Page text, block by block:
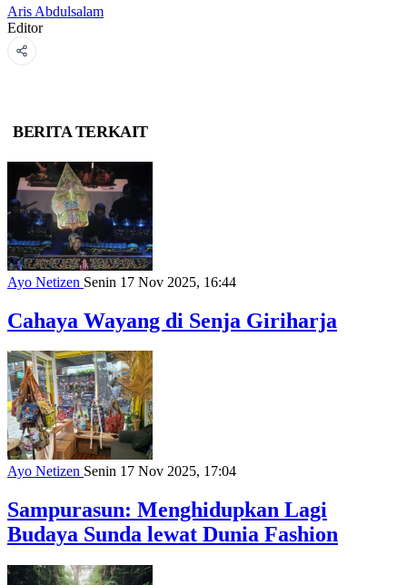
Aris Abdulsalam
Editor
BERITA TERKAIT
Ayo Netizen Senin 17 Nov 2025, 16:44
Cahaya Wayang di Senja Giriharja
Ayo Netizen Senin 17 Nov 2025, 17:04
Sampurasun: Menghidupkan Lagi
Budaya Sunda lewat Dunia Fashion